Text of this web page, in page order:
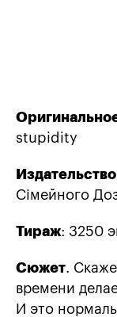
stupidity
Издательство
Сімейного
Тираж: 3250
Сюжет.
времени
И это